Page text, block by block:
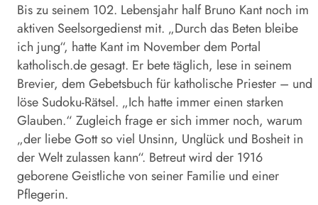
Bis zu seinem 102. Lebensjahr half Bruno Kant noch im
aktiven Seelsorgedienst mit. „Durch das Beten bleibe
ich jung“, hatte Kant im November dem Portal
katholisch.de gesagt. Er bete täglich, lese in seinem
Brevier, dem Gebetsbuch für katholische Priester – und
löse Sudoku-Rätsel. „Ich hatte immer einen starken
Glauben.“ Zugleich frage er sich immer noch, warum
„der liebe Gott so viel Unsinn, Unglück und Bosheit in
der Welt zulassen kann“. Betreut wird der 1916
geborene Geistliche von seiner Familie und einer
Pflegerin.